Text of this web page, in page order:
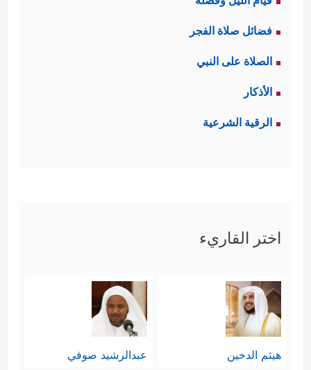
فضائل صلاة الفجر
الصلاة على النبي
الأذكار
الرقية الشرعية
اختر القاريء
هيثم الدخين عبدالرشيد صوفي